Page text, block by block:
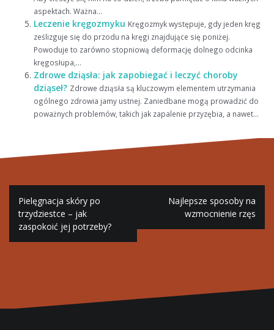
aspektach. Ważna...
Leczenie kręgozmyku Kręgozmyk występuje, gdy jeden kręg
ześlizguje się do przodu na kręgi znajdujące się poniżej.
Powoduje to zarówno stopniową deformację dolnego odcinka
kręgosłupa,...
Zdrowe dziąsła: jak zapobiegać i leczyć choroby
dziąseł? Zdrowe dziąsła są kluczowym elementem utrzymania
ogólnego zdrowia jamy ustnej. Zaniedbane mogą prowadzić do
poważnych problemów, takich jak zapalenie przyzębia, a nawet...
Nawigacja
wpisu
Pielęgnacja skóry po
trzydziestce – jak
zaspokoić jej potrzeby?
Najlepsze sposoby na
wzmocnienie rzęs